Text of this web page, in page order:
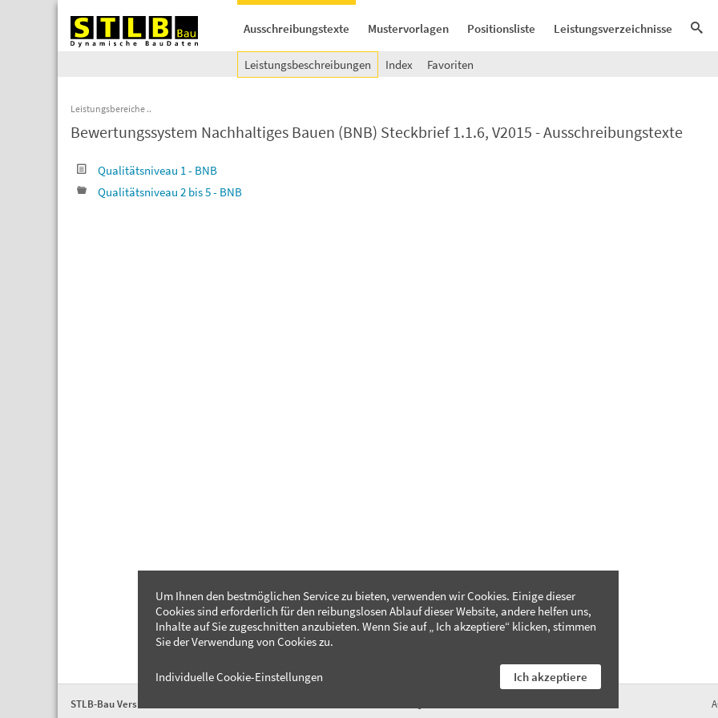
Ausschreibungstexte Mustervorlagen Positionsliste Leistungsverzeichnisse
Leistungsbeschreibungen Index Favoriten
Leistungsbereiche
Bewertungssystem Nachhaltiges Bauen (BNB) Steckbrief 1.1.6, V2015 - Ausschreibungstexte
Qualitätsniveau 1 - BNB
Qualitätsniveau 2 bis 5 - BNB
STLB-Bau Version 2026-04
Um Ihnen den bestmöglichen Service zu bieten, verwenden wir Cookies. Einige dieser
Cookies sind erforderlich für den reibungslosen Ablauf dieser Website, andere helfen uns,
Inhalte auf Sie zugeschnitten anzubieten. Wenn Sie auf „ Ich akzeptiere“ klicken, stimmen
Sie der Verwendung von Cookies zu.
Individuelle Cookie-Einstellungen Ich akzeptiere